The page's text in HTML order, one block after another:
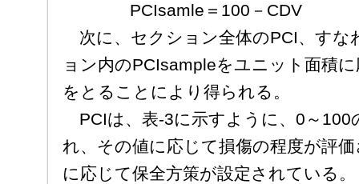
PCIsamle＝100－CDV
次に、セクション全体のPCI、すな
ョン内のPCIsampleをユニット面積
をとることにより得られる。
PCIは、表-3に示すように、0～100
れ、その値に応じて損傷の程度が評
に応じて保全方策が設定されている。